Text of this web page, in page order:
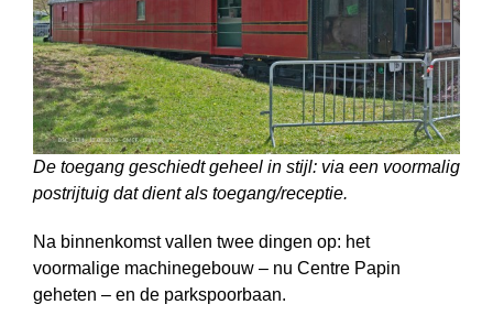
De toegang geschiedt geheel in stijl: via een voormalig
postrijtuig dat dient als toegang/receptie.
Na binnenkomst vallen twee dingen op: het
voormalige machinegebouw – nu Centre Papin
geheten – en de parkspoorbaan.